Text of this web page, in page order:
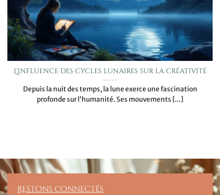
L’influence des cycles lunaires sur la créativité
Depuis la nuit des temps, la lune exerce une fascination
profonde sur l’humanité. Ses mouvements [...]
Restons connectés